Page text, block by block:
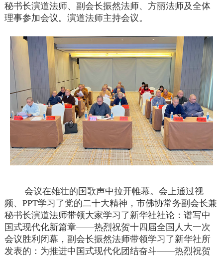
秘书长演道法师、副会长振然法师、方丽法师及全体
理事参加会议。演道法师主持会议 。
会议在雄壮的国歌声中拉开帷幕。会上通过视
频、PPT学习了党的二十大精神，市佛协常务副会长兼
秘书长演道法师带领大家学习了新华社社论：谱写中
国式现代化新篇章——热烈祝贺十四届全国人大一次
会议胜利闭幕，副会长振然法师带领学习了新华社所
发表的：为推进中国式现代化团结奋斗——热烈祝贺